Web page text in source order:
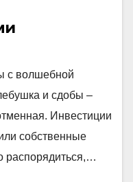
с волшебной
и сдобы –
Инвестиции
собственные
распорядиться,…